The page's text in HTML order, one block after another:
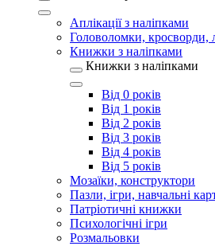
Аплікації з наліпками
Головоломки, кросворди,
Книжки з наліпками
Книжки з наліпками
Від 0 років
Від 1 років
Від 2 років
Від 3 років
Від 4 років
Від 5 років
Мозаїки, конструктори
Пазли, ігри, навчальні
Патріотичні книжки
Психологічні ігри
Розмальовки